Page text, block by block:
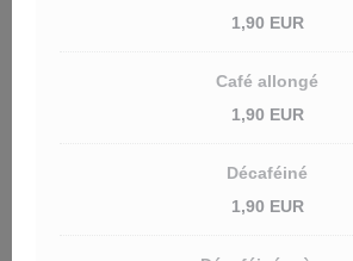
1,90 EUR
Café allongé
1,90 EUR
Décaféiné
1,90 EUR